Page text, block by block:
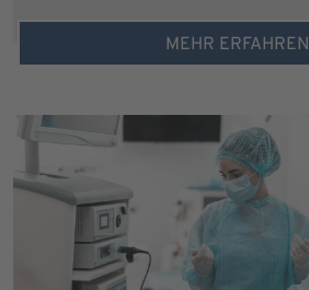
MEHR ERFAHREN